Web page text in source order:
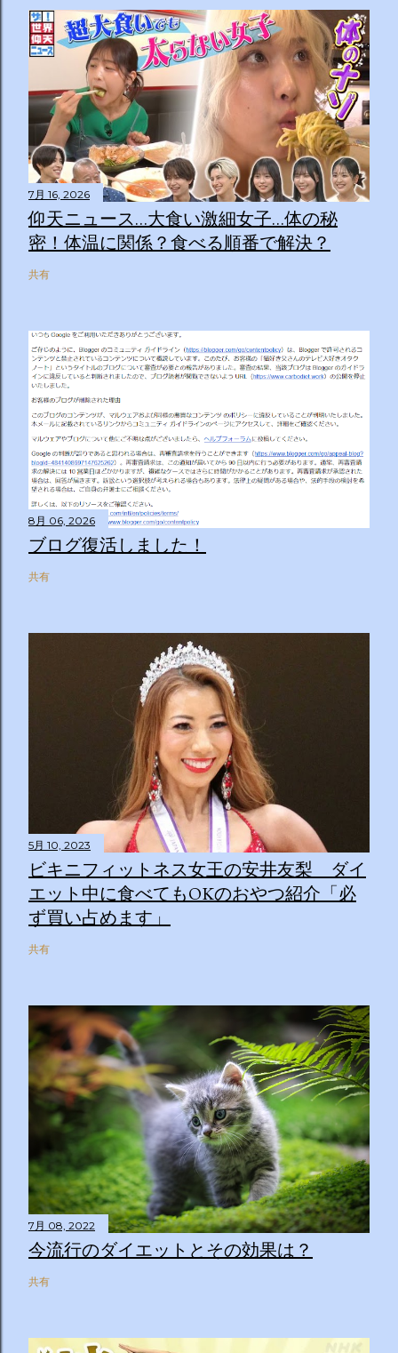
7月 16, 2026
仰天ニュース…大食い激細女子…体の秘
密！体温に関係？食べる順番で解決？
共有
8月 06, 2026
ブログ復活しました！
共有
5月 10, 2023
ビキニフィットネス女王の安井友梨 ダイ
エット中に食べてもOKのおやつ紹介「必
ず買い占めます」
共有
7月 08, 2022
今流行のダイエットとその効果は？
共有